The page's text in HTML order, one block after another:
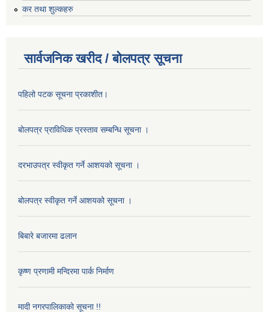
कर तथा शुल्कहरु
सार्वजनिक खरीद / बोलपत्र सूचना
पहिलो पटक सूचना प्रकाशीत।
बोलपत्र प्राविधिक प्रस्ताव सम्बन्धि सूचना ।
दरभाउपत्र स्वीकृत गर्ने आशयको सूचना ।
बोलपत्र स्वीकृत गर्ने आशयको सूचना ।
बिबारे बजारमा ढलान
कृष्ण प्रणामी मन्दिरमा पार्क निर्माण
मादी नगरपालिकाको सूचना !!